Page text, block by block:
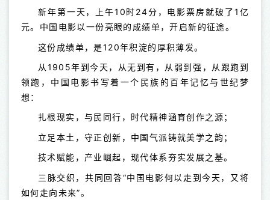
新年第一天，上午10时24分，电影票房就破了1亿
元。中国电影以一份亮眼的成绩单，开启新的征途。
这份成绩单，是120年积淀的厚积薄发。
从1905年到今天，从无到有，从弱到强，从跟跑到
领跑，中国电影书写着一个民族的百年记忆与世纪梦
想：
扎根现实，与民同行，时代精神涵育创作之源；
立足本土，守正创新，中国气派铸就美学之韵；
技术赋能，产业崛起，现代体系夯实发展之基。
三脉交织，共同回答“中国电影何以走到今天，又将
如何走向未来”。